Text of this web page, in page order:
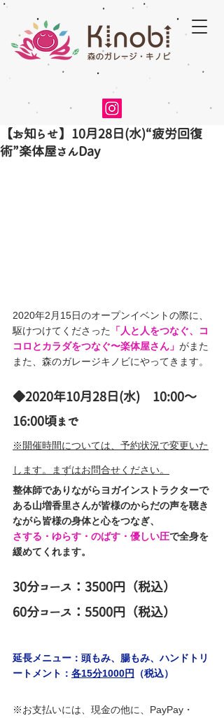
【お知らせ】10月28日(水)“疲労回復
術”楽体屋さんDay
2020年2月15日のオープンイベントの際に、
駆けつけてくださった
「人と人をつなぐ、コ
コロとカラダをつなぐ〜楽体屋さん」 がまた
また、森のガレージキノビにやってきます。
◆2020年10月28日(水)　10:00〜
16:00頃まで
※開催時間については、予約状況で変更いた
します。まずはお問合せください。
整体師でありながらヨガインストラクターで
ある山増香里さんが皆様のからだの声を聴き
ながら皆様の身体と心をつなぎ、
さする・ゆらす・のばす・優しい圧で全身を
緩めてくれます。
30分コース：3500円（税込）
60分コース：5500円（税込）
延長メニュー：頭もみ、腸もみ、ハンドトリ
ートメント： 各15分1000円 （税込）
※お支払いには、現金の他に、PayPay・